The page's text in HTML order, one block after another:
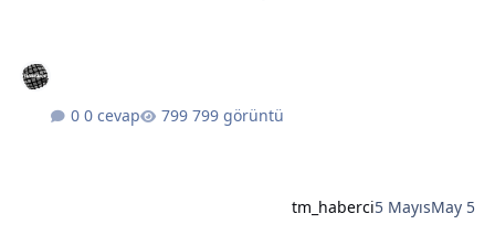
0 cevap 799 görüntü
tm_haberci5 MayısMay 5